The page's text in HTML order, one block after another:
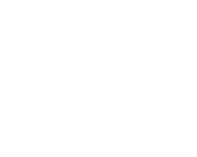
km
automatique